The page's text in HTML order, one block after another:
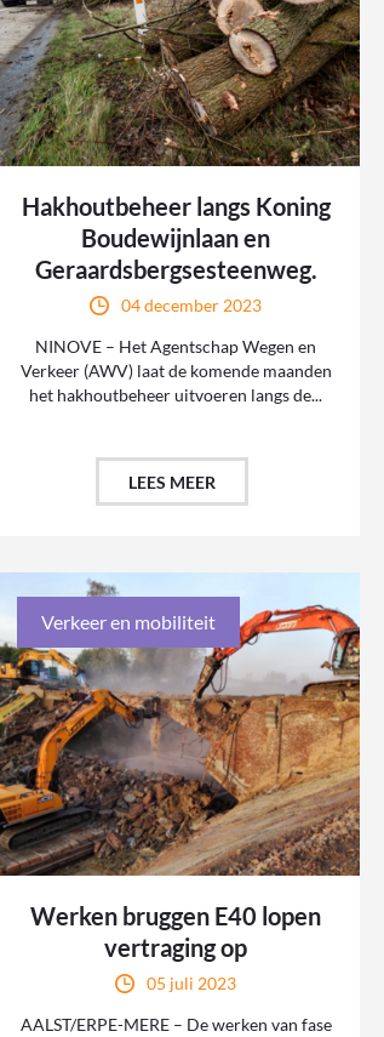
Hakhoutbeheer langs Koning
Boudewijnlaan en
Geraardsbergsesteenweg.
04 december 2023
NINOVE – Het Agentschap Wegen en
Verkeer (AWV) laat de komende maanden
het hakhoutbeheer uitvoeren langs de...
LEES MEER
Verkeer en mobiliteit
Werken bruggen E40 lopen
vertraging op
05 juli 2023
AALST/ERPE-MERE – De werken van fase